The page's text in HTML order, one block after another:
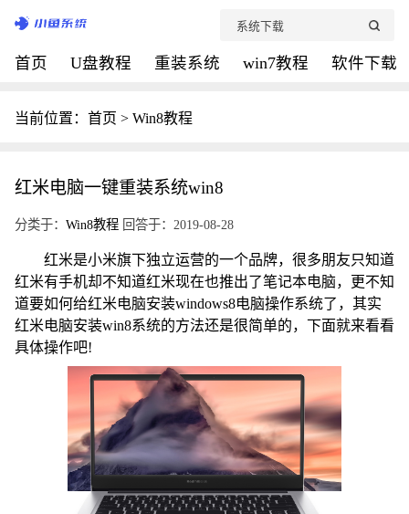
首页 U盘教程 重装系统 win7教程 软件下载
当前位置： 首页 > Win8教程
红米电脑一键重装系统win8
分类于： Win8教程 回答于：2019-08-28
红米是小米旗下独立运营的一个品牌，很多朋友只知道
红米有手机却不知道红米现在也推出了笔记本电脑，更不知
道要如何给红米电脑安装windows8电脑操作系统了，其实
红米电脑安装win8系统的方法还是很简单的，下面就来看看
具体操作吧!